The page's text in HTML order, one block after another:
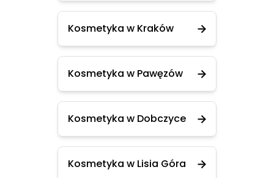
Kosmetyka w Kraków
Kosmetyka w Pawęzów
Kosmetyka w Dobczyce
Kosmetyka w Lisia Góra